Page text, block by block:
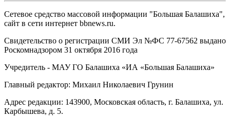
Сетевое средство массовой информации "Большая Балашиха",
сайт в сети интернет bbnews.ru.
Свидетельство о регистрации СМИ Эл №ФС ‎77-67562 выдано
Роскомнадзором 31 октября 2016 года
Учредитель - МАУ ГО Балашиха «ИА «Большая Балашиха»
Главный редактор: Михаил Николаевич Грунин
Адрес редакции: 143900, Московская область, г. Балашиха, ул.
Карбышева, д. 5.